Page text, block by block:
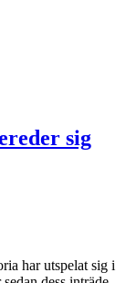
sig
har utspelat sig i